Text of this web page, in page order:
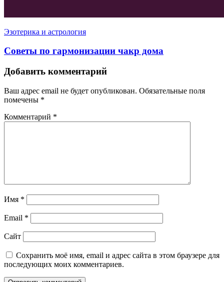
Эзотерика и астрология
Советы по гармонизации чакр дома
Добавить комментарий
Ваш адрес email не будет опубликован. Обязательные поля
помечены *
Комментарий *
Имя *
Email *
Сайт
Сохранить моё имя, email и адрес сайта в этом браузере для
последующих моих комментариев.